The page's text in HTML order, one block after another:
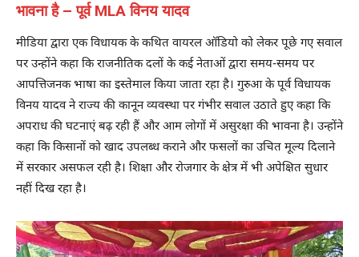
भावना है – पूर्व MLA विनय यादव
मीडिया द्वारा एक विधायक के कथित वायरल ऑडियो को लेकर पूछे गए सवाल
पर उन्होंने कहा कि राजनीतिक दलों के कई नेताओं द्वारा समय-समय पर
आपत्तिजनक भाषा का इस्तेमाल किया जाता रहा है। गुरुआ के पूर्व विधायक
विनय यादव ने राज्य की कानून व्यवस्था पर गंभीर सवाल उठाते हुए कहा कि
अपराध की घटनाएं बढ़ रही हैं और आम लोगों में असुरक्षा की भावना है। उन्होंने
कहा कि किसानों को खाद उपलब्ध कराने और फसलों का उचित मूल्य दिलाने
में सरकार असफल रही है। शिक्षा और रोजगार के क्षेत्र में भी अपेक्षित सुधार
नहीं दिख रहा है।